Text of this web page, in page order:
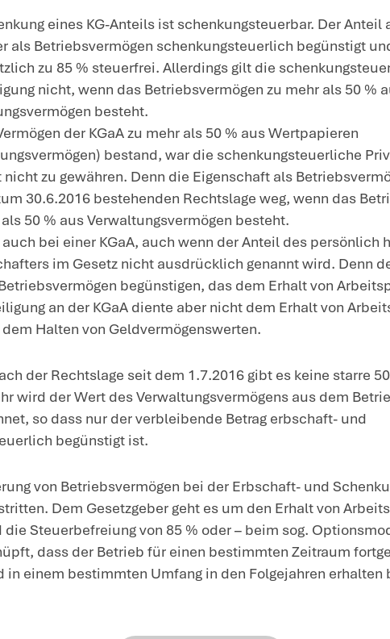
grundsätzlich zu 85 % bei der Erbschaft-
zum 30.6.2016 bestehenden Rechtslage
lediglich zu maximal 50 % aus sog.
Bilder, Geld, Wertpapiere) besteht.
Sachverhalt: Dem Kläger wurde am
persönlich haftende Gesellschafterin einer
sog. Verwaltungsvermögen, nämlich aus
gewährte die erbschaftsteuerliche
soweit zum Vermögen der KG die
Wert, der auf die KGaA entfiel,
Entscheidung: Der Bundesfinanzhof (BFH)
Die Schenkung eines KG-Anteils ist
wird aber als Betriebsvermögen
grundsätzlich zu 85 % steuerfrei.
Begünstigung nicht, wenn das
Verwaltungsvermögen besteht.